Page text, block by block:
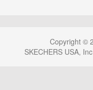
Copyright ©
SKECHERS USA, Inc